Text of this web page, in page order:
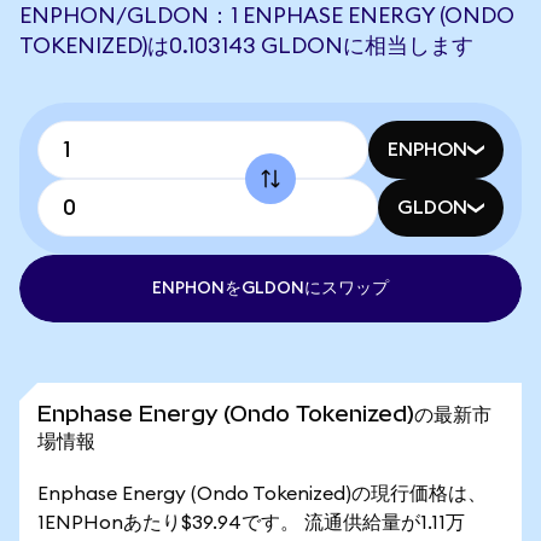
ENPHON/GLDON：1 ENPHASE ENERGY (ONDO
TOKENIZED)は0.103143 GLDONに相当します
ENPHON
GLDON
ENPHONをGLDONにスワップ
Enphase Energy (Ondo Tokenized)の最新市
場情報
Enphase Energy (Ondo Tokenized)の現行価格は、
1ENPHonあたり$39.94です。 流通供給量が1.11万